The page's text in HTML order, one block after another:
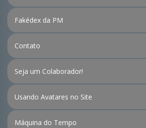
Fakédex da PM
Contato
Seja um Colaborador!
Usando Avatares no Site
Máquina do Tempo